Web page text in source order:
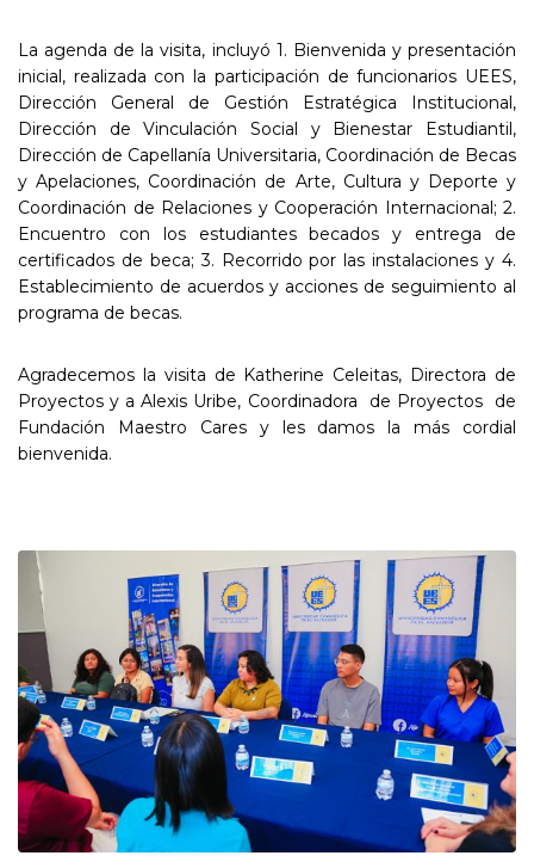
La agenda de la visita, incluyó 1. Bienvenida y presentación
inicial, realizada con la participación de funcionarios UEES,
Dirección General de Gestión Estratégica Institucional,
Dirección de Vinculación Social y Bienestar Estudiantil,
Dirección de Capellanía Universitaria, Coordinación de Becas
y Apelaciones, Coordinación de Arte, Cultura y Deporte y
Coordinación de Relaciones y Cooperación Internacional; 2.
Encuentro con los estudiantes becados y entrega de
certificados de beca; 3. Recorrido por las instalaciones y 4.
Establecimiento de acuerdos y acciones de seguimiento al
programa de becas.
Agradecemos la visita de Katherine Celeitas, Directora de
Proyectos y a Alexis Uribe, Coordinadora de Proyectos de
Fundación Maestro Cares y les damos la más cordial
bienvenida.